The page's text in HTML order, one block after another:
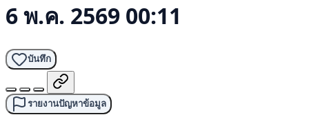
6 พ.ค. 2569 00:11
บันทึก
รายงานปัญหาข้อมูล